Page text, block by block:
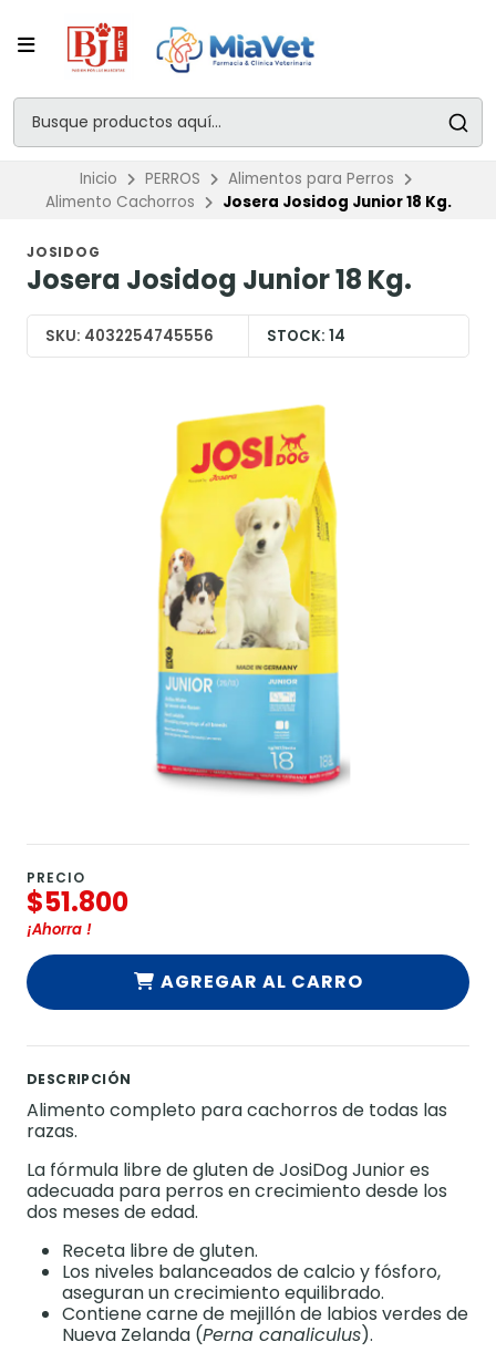
Inicio PERROS
Alimentos para Perros
Alimento Cachorros
Josera Josidog Junior 18 Kg.
JOSIDOG
Josera Josidog Junior 18 Kg.
SKU: 4032254745556 STOCK: 14
PRECIO
$51.800
¡Ahorra !
AGREGAR AL CARRO
DESCRIPCIÓN
Alimento completo para cachorros de todas las
razas.
La fórmula libre de gluten de JosiDog Junior es
adecuada para perros en crecimiento desde los
dos meses de edad.
Receta libre de gluten.
Los niveles balanceados de calcio y fósforo,
aseguran un crecimiento equilibrado.
Contiene carne de mejillón de labios verdes de
Nueva Zelanda (Perna canaliculus).